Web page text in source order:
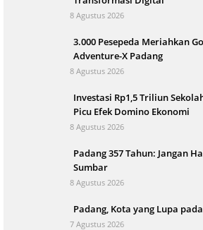
8 Agustus 2026
3.000 Pesepeda Meriahkan
Adventure-X Padang
8 Agustus 2026
Investasi Rp1,5 Triliun
Picu Efek Domino Ekonomi
8 Agustus 2026
Padang 357 Tahun: Jangan
Sumbar
8 Agustus 2026
Padang, Kota yang Lupa
7 Agustus 2026